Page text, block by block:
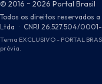
© 2016 ~ 2026 Portal Brasil
Todos os direitos reservados
Ltda · CNPJ 26.527.504/
Tema EXCLUSIVO - PORTAL
prévia.